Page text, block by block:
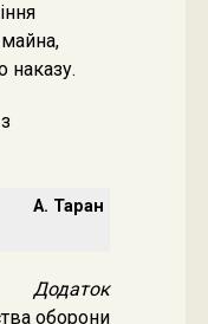
наказу.
А. Таран
Додаток
оборони